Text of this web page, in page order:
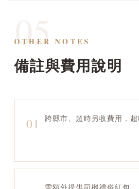
05
OTHER NOTES
備註與費用說明
01 跨縣市、超時另收費用，